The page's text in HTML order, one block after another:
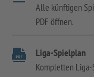
Alle künftigen
PDF öffnen.
Liga-Spielplan
Kompletten